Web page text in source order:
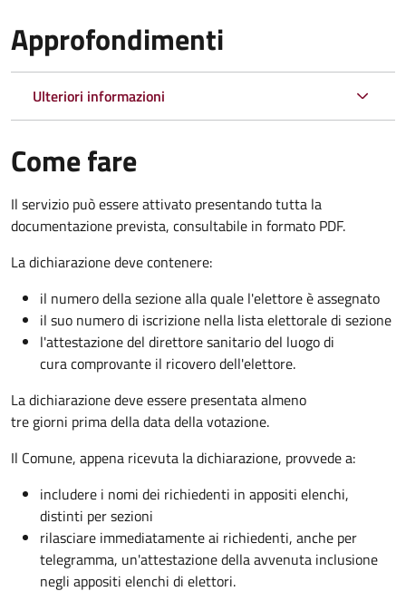
Approfondimenti
Ulteriori informazioni
Come fare
Il servizio può essere attivato presentando tutta la
documentazione prevista, consultabile in formato PDF.
La dichiarazione deve contenere:
il numero della sezione alla quale l'elettore è assegnato
il suo numero di iscrizione nella lista elettorale di sezione
l'attestazione del direttore sanitario del luogo di
cura comprovante il ricovero dell'elettore.
La dichiarazione deve essere presentata almeno
tre giorni prima della data della votazione.
Il Comune, appena ricevuta la dichiarazione, provvede a:
includere i nomi dei richiedenti in appositi elenchi,
distinti per sezioni
rilasciare immediatamente ai richiedenti, anche per
telegramma, un'attestazione della avvenuta inclusione
negli appositi elenchi di elettori.